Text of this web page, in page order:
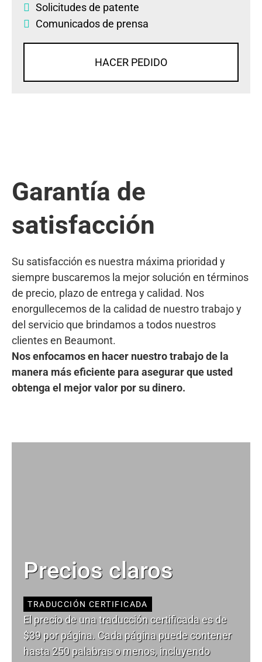
Solicitudes de patente
Comunicados de prensa
HACER PEDIDO
Garantía de
satisfacción
Su satisfacción es nuestra máxima prioridad y
siempre buscaremos la mejor solución en términos
de precio, plazo de entrega y calidad. Nos
enorgullecemos de la calidad de nuestro trabajo y
del servicio que brindamos a todos nuestros
clientes en Beaumont.
Nos enfocamos en hacer nuestro trabajo de la
manera más eficiente para asegurar que usted
obtenga el mejor valor por su dinero.
Precios claros
TRADUCCIÓN CERTIFICADA
El precio de una traducción certificada es de
$39 por página. Cada página puede contener
hasta 250 palabras o menos, incluyendo